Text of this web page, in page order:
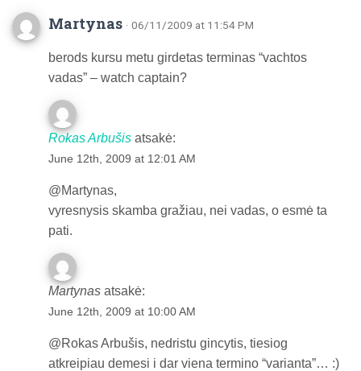
Martynas · 06/11/2009 at 11:54 PM
berods kursu metu girdetas terminas “vachtos
vadas” – watch captain?
Rokas Arbušis atsakė:
June 12th, 2009 at 12:01 AM
@Martynas,
vyresnysis skamba gražiau, nei vadas, o esmė ta
pati.
Martynas atsakė:
June 12th, 2009 at 10:00 AM
@Rokas Arbušis, nedristu gincytis, tiesiog
atkreipiau demesi i dar viena termino “varianta”… :)